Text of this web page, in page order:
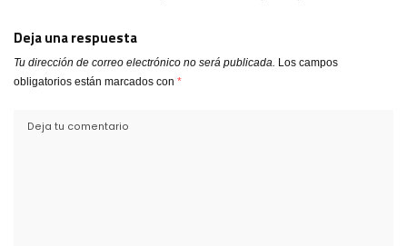
Deja una respuesta
Tu dirección de correo electrónico no será publicada. Los campos
obligatorios están marcados con *